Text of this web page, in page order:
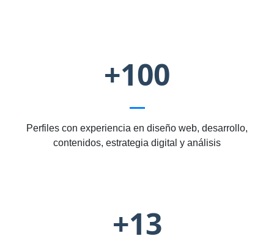
+100
Perfiles con experiencia en diseño web, desarrollo,
contenidos, estrategia digital y análisis
+13